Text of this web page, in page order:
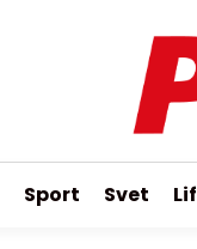
Sport Svet